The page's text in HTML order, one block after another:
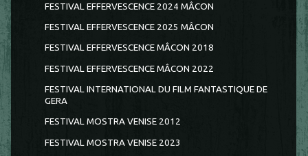
FESTIVAL EFFERVESCENCE 2024 MÂCON
FESTIVAL EFFERVESCENCE 2025 MÂCON
FESTIVAL EFFERVESCENCE MÂCON 2018
FESTIVAL EFFERVESCENCE MÂCON 2022
FESTIVAL INTERNATIONAL DU FILM FANTASTIQUE DE
GERA
FESTIVAL MOSTRA VENISE 2012
FESTIVAL MOSTRA VENISE 2023